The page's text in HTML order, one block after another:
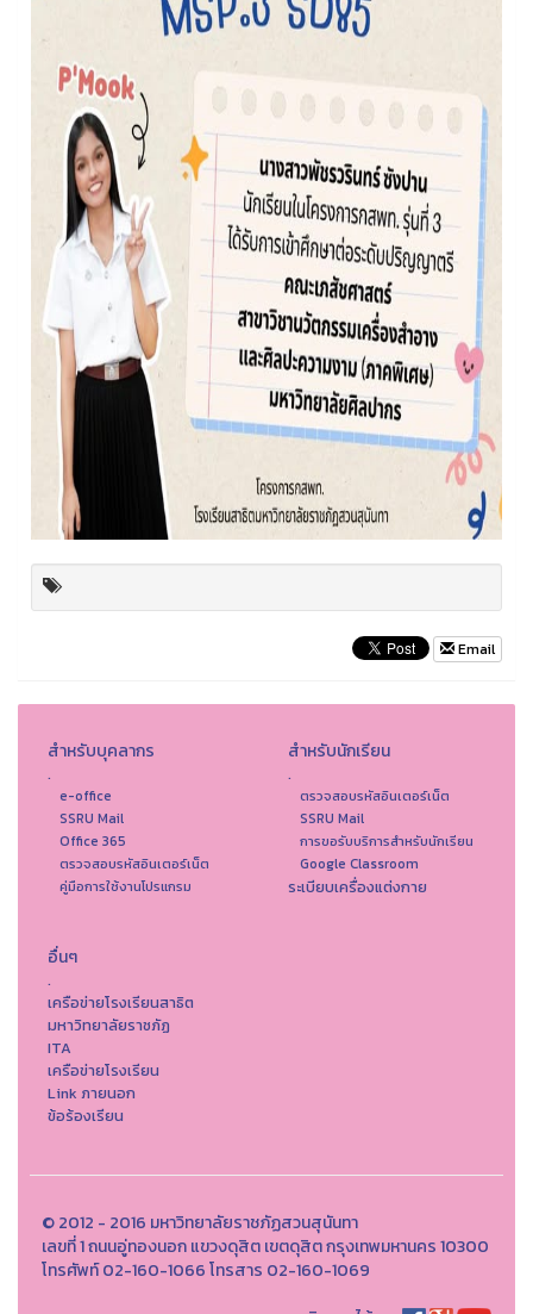
Email
สำหรับบุคลากร
.
e-office
SSRU Mail
Office 365
ตรวจสอบรหัสอินเตอร์เน็ต
คู่มือการใช้งานโปรแกรม
สำหรับนักเรียน
.
ตรวจสอบรหัสอินเตอร์เน็ต
SSRU Mail
การขอรับบริการสำหรับนักเรียน
Google Classroom
ระเบียบเครื่องแต่งกาย
อื่นๆ
.
เครือข่ายโรงเรียนสาธิต
มหาวิทยาลัยราชภัฏ
ITA
เครือข่ายโรงเรียน
Link ภายนอก
ข้อร้องเรียน
© 2012 - 2016 มหาวิทยาลัยราชภัฏสวนสุนันทา
เลขที่ 1 ถนนอู่ทองนอก แขวงดุสิต เขตดุสิต กรุงเทพมหานคร 10300
โทรศัพท์ 02-160-1066 โทรสาร 02-160-1069